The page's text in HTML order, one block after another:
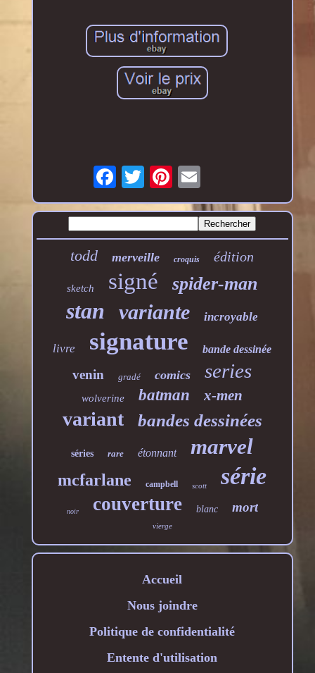
todd merveille croquis édition
sketch signé spider-man
stan variante incroyable
livre signature bande dessinée
venin gradé comics series
wolverine batman x-men
variant bandes dessinées
séries rare étonnant marvel
mcfarlane campbell scott série
noir couverture blanc mort
vierge
Accueil
Nous joindre
Politique de confidentialité
Entente d'utilisation